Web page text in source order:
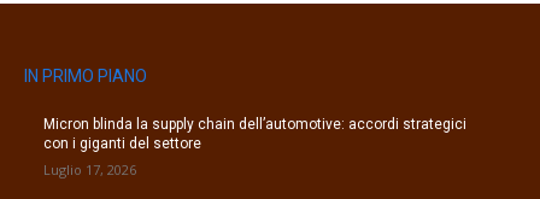
IN PRIMO PIANO
Micron blinda la supply chain dell’automotive: accordi strategici
con i giganti del settore
Luglio 17, 2026